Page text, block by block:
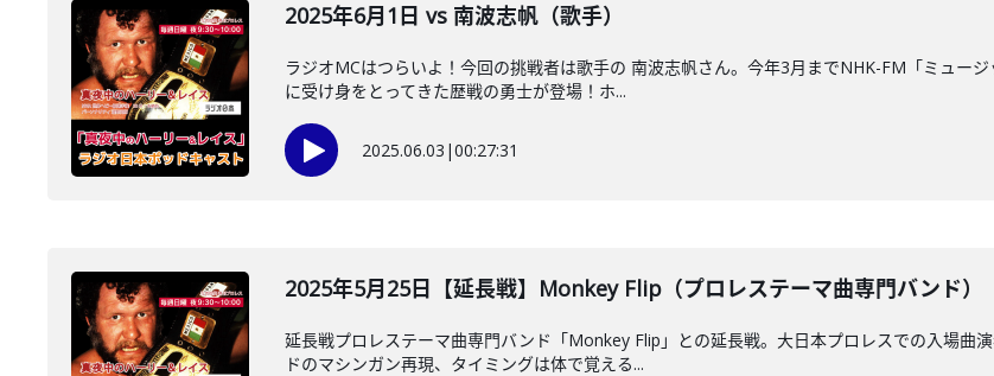
2025年6月1日 vs 南波志帆（歌手）
ラジオMCはつらいよ！今回の挑戦者は歌手の 南波志帆さん。今年3月までNHK-FM「ミュー
に受け身をとってきた歴戦の勇士が登場！ホ...
2025.06.03 |00:27:31
2025年5月25日【延長戦】Monkey Flip（プロレステーマ曲専門バンド）
延長戦プロレステーマ曲専門バンド「Monkey Flip」との延長戦。大日本プロレスでの入場曲
ドのマシンガン再現、タイミングは体で覚える...